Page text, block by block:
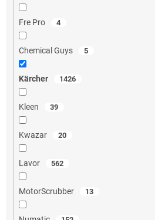
Fre Pro 4
Chemical Guys 5
Kärcher 1426
Kleen 39
Kwazar 20
Lavor 562
MotorScrubber 13